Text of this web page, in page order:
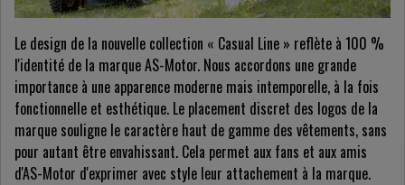
Le design de la nouvelle collection « Casual Line » reflète à 100 %
l'identité de la marque AS-Motor. Nous accordons une grande
importance à une apparence moderne mais intemporelle, à la fois
fonctionnelle et esthétique. Le placement discret des logos de la
marque souligne le caractère haut de gamme des vêtements, sans
pour autant être envahissant. Cela permet aux fans et aux amis
d'AS-Motor d'exprimer avec style leur attachement à la marque.